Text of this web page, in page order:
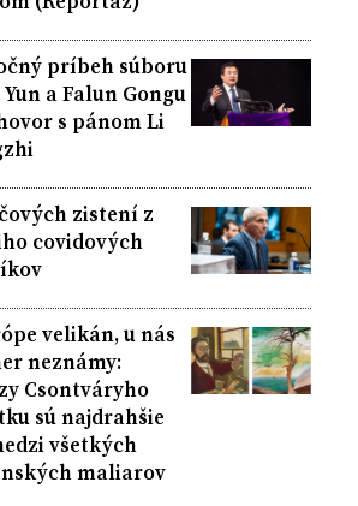
príbeh súboru
Yun a Falun Gongu
s pánom Li
zistení z
covidových
velikán, u nás
neznámy:
Csontváryho
sú najdrahšie
všetkých
maliarov